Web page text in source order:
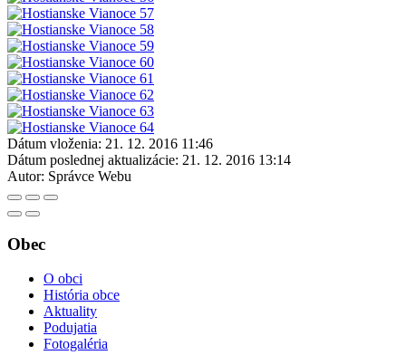
Dátum vloženia: 21. 12. 2016 11:46
Dátum poslednej aktualizácie: 21. 12. 2016 13:14
Autor: Správce Webu
Obec
O obci
História obce
Aktuality
Podujatia
Fotogaléria